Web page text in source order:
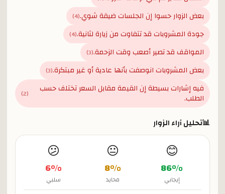
بعض الزوار حسوا إن الجلسات ضيقة شوي.(
4
)
جودة المشروبات قد تتفاوت من زيارة لثانية.(
4
)
المواقف قد تصير أصعب وقت الزحمة.(
3
)
بعض المشروبات انوصفت بأنها عادية أو غير مبتكرة.(
3
)
فيه إشارات بسيطة إن القيمة مقابل السعر تختلف حسب
الطلب. (
2
)
📊تحليل آراء الزوار
😊
86%
إيجابي
😐
8%
محايد
😕
6%
سلبي